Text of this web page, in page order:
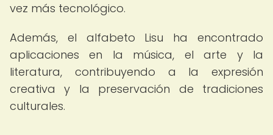
vez más tecnológico.
Además, el alfabeto Lisu ha encontrado
aplicaciones en la música, el arte y la
literatura, contribuyendo a la expresión
creativa y la preservación de tradiciones
culturales.